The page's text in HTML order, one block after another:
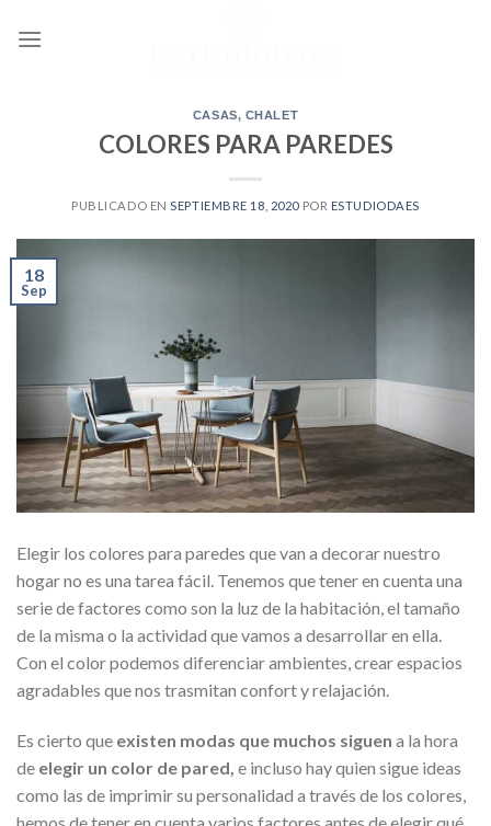
CASAS, CHALET
COLORES PARA PAREDES
PUBLICADO EN SEPTIEMBRE 18, 2020POR ESTUDIODAES
18
Sep
Elegir los colores para paredes que van a decorar nuestro
hogar no es una tarea fácil. Tenemos que tener en cuenta una
serie de factores como son la luz de la habitación, el tamaño
de la misma o la actividad que vamos a desarrollar en ella.
Con el color podemos diferenciar ambientes, crear espacios
agradables que nos trasmitan confort y relajación.
Es cierto que existen modas que muchos siguen a la hora
de elegir un color de pared, e incluso hay quien sigue ideas
como las de imprimir su personalidad a través de los colores,